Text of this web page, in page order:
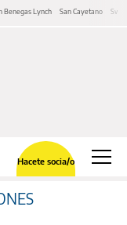
Benegas Lynch San Cayetano
Hacete socia/o